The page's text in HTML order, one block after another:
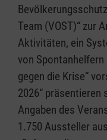
Team (VOST)“ zur
Aktivitäten, ein
von Spontanhelfern
gegen die Krise“
2026“ präsentieren
Angaben des
1.750 Aussteller